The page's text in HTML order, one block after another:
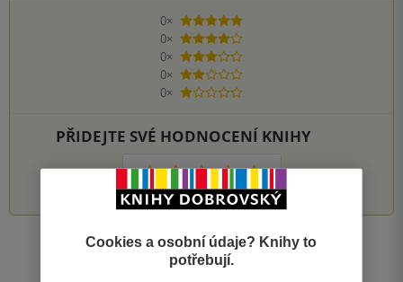
0×
5 hvězdiček
0×
4 hvězdičky
0×
3 hvězdičky
0×
2 hvězdičky
0×
1 hvezdička
PŘIDEJTE SVÉ HODNOCENÍ KNIHY
1 2 3 4 5
Zobrazit všechna hodnocení
Cookies a osobní údaje? Knihy to
potřebují.